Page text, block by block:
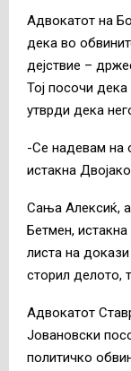
Адвокатот на
дека во
дејствие –
Тој посочи
утврди дека
-Се надевам на
истакна
Сања Алексиќ,
Бетмен,
листа на
сторил делото,
Адвокатот
Јовановски
политичко